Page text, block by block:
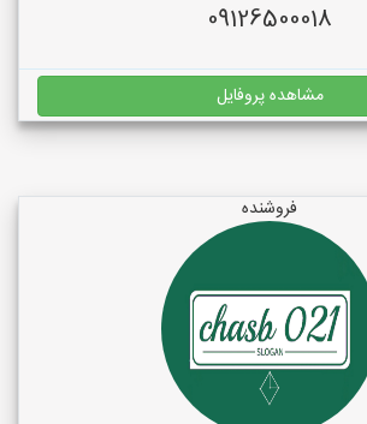
09126500018
مشاهده پروفایل
فروشنده